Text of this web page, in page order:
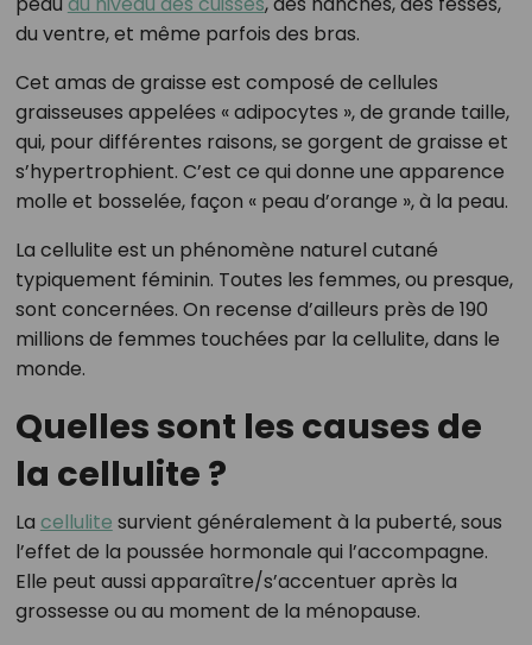
du ventre, et même parfois des bras.
Cet amas de graisse est composé de cellules
graisseuses appelées « adipocytes », de grande taille,
qui, pour différentes raisons, se gorgent de graisse et
s’hypertrophient. C’est ce qui donne une apparence
molle et bosselée, façon « peau d’orange », à la peau.
La cellulite est un phénomène naturel cutané
typiquement féminin. Toutes les femmes, ou presque,
sont concernées. On recense d’ailleurs près de 190
millions de femmes touchées par la cellulite, dans le
monde.
Quelles sont les causes de
la cellulite ?
La cellulite survient généralement à la puberté, sous
l’effet de la poussée hormonale qui l’accompagne.
Elle peut aussi apparaître/s’accentuer après la
grossesse ou au moment de la ménopause.